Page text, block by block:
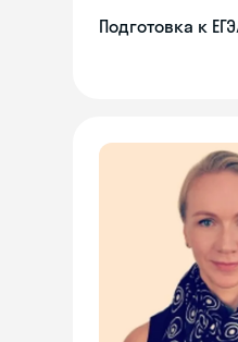
Подготовка к